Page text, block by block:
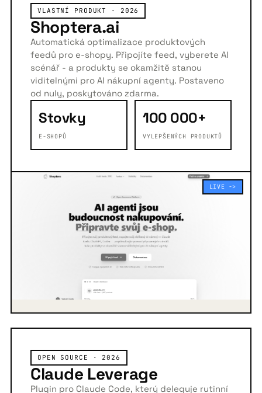
VLASTNÍ PRODUKT · 2026
Shoptera.ai
Automatická optimalizace produktových
feedů pro e-shopy. Připojíte feed, vyberete AI
scénář - a produkty se okamžitě stanou
viditelnými pro AI nákupní agenty. Postaveno
od nuly, poskytováno zdarma.
Stovky
E-SHOPŮ
100 000+
VYLEPŠENÝCH PRODUKTŮ
LIVE ->
OPEN SOURCE · 2026
Claude Leverage
Plugin pro Claude Code, který deleguje rutinní